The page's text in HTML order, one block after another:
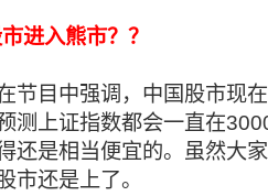
进入熊市？？
节目中强调，中国股市现
测上证指数都会一直在
还是相当便宜的。虽然大
市还是上了。